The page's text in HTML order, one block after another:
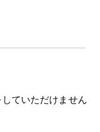
ていただけません